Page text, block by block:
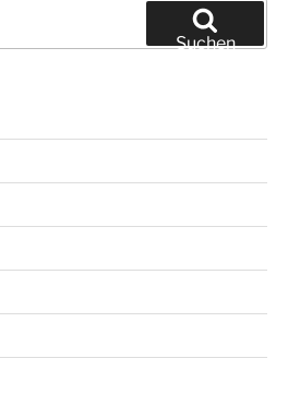
Suchen